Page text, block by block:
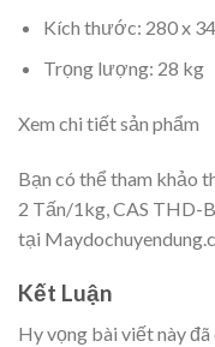
Kích thước: 280 x
Trọng lượng: 28 kg
Xem chi tiết sản phẩm
Bạn có thể tham khảo
2 Tấn/1kg, CAS THD-
tại
Kết Luận
Hy vọng bài viết này